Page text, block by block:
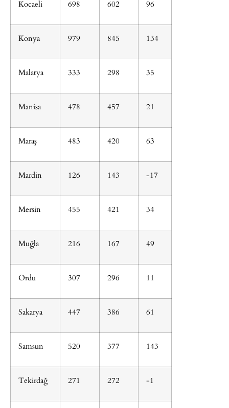
Kocaeli 698 602 96
Konya 979 845 134
Malatya 333 298 35
Manisa 478 457 21
Maraş 483 420 63
Mardin 126 143 -17
Mersin 455 421 34
Muğla 216 167 49
Ordu 307 296 11
Sakarya 447 386 61
Samsun 520 377 143
Tekirdağ 271 272 -1